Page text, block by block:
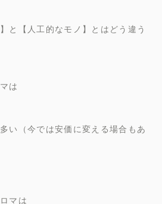
と【人工的なモノ】とはどう違う
は
い（今では安価に変える場合もあ
マは